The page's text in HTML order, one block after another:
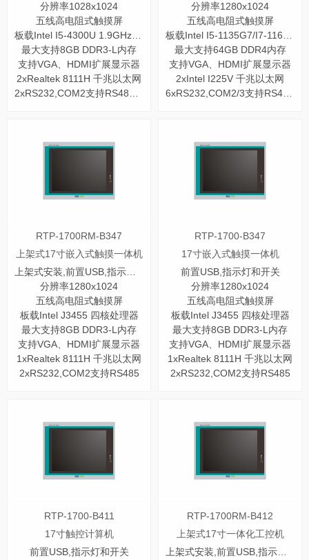
分辨率1028x1024
五线高电阻式触摸屏
板载Intel I5-4300U 1.9GHz 双核处理器
最大支持8GB DDR3-L内存
支持VGA、HDMI扩展显示器
2xRealtek 8111H 千兆以太网
2xRS232,COM2支持RS485/422
分辨率1280x1024
五线高电阻式触摸屏
板载Intel I5-1135G7/I7-1165G7四核处理器
最大支持64GB DDR4内存
支持VGA、HDMI扩展显示器
2xIntel I225V 千兆以太网
6xRS232,COM2/3支持RS485/422
RTP-1700RM-B347
上架式17寸嵌入式触摸一体机
分辨率1280x1024
五线高电阻式触摸屏
板载Intel J3455 四核处理器
最大支持8GB DDR3-L内存
支持VGA、HDMI扩展显示器
1xRealtek 8111H 千兆以太网
2xRS232,COM2支持RS485
RTP-1700-B347
17寸嵌入式触摸一体机
前置USB,指示灯和开关
分辨率1280x1024
五线高电阻式触摸屏
板载Intel J3455 四核处理器
最大支持8GB DDR3-L内存
支持VGA、HDMI扩展显示器
1xRealtek 8111H 千兆以太网
2xRS232,COM2支持RS485
RTP-1700-B411
17寸触控计算机
前置USB,指示灯和开关
RTP-1700RM-B412
上架式17寸一体化工控机